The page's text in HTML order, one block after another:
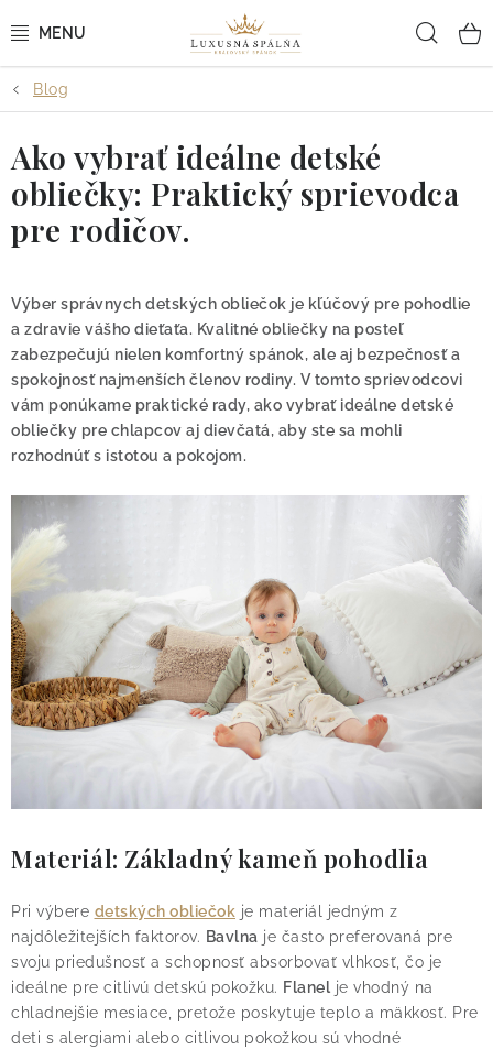
na
POSTEĽNÉ OBLIEČKY
POSTEĽNÉ PLACHTY
PREHOZY A PAPLÓNY
BYTOVÝ TEXTIL
KÚPEĽŇA + WELLNESS
DIZAJNÉRI
O nás Blog Doprava
Kontakt
Obchodné podmienky
Podmienky ochrany osobných údajov
Reklamačný poriadok
Vrátenie tovaru
Blog
Ako vybrať ideálne detské
obliečky: Praktický sprievodca
pre rodičov.
Výber správnych detských obliečok je kľúčový pre pohodlie
a zdravie vášho dieťaťa. Kvalitné obliečky na posteľ
zabezpečujú nielen komfortný spánok, ale aj bezpečnosť a
spokojnosť najmenších členov rodiny. V tomto sprievodcovi
vám ponúkame praktické rady, ako vybrať ideálne detské
obliečky pre chlapcov aj dievčatá, aby ste sa mohli
rozhodnúť s istotou a pokojom.
Materiál: Základný kameň pohodlia
Pri výbere detských obliečok je materiál jedným z
najdôležitejších faktorov. Bavlna je často preferovaná pre
svoju priedušnosť a schopnosť absorbovať vlhkosť, čo je
ideálne pre citlivú detskú pokožku. Flanel je vhodný na
chladnejšie mesiace, pretože poskytuje teplo a mäkkosť. Pre
deti s alergiami alebo citlivou pokožkou sú vhodné